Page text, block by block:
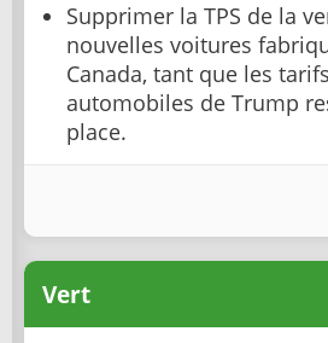
Supprimer la TPS de la
nouvelles voitures
Canada, tant que les tarifs
automobiles de Trump
place.
Vert